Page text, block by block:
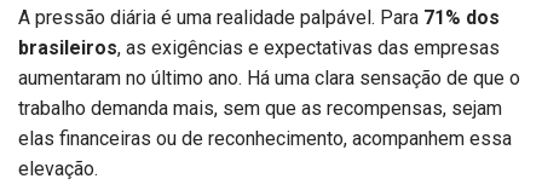
A pressão diária é uma realidade palpável. Para 71% dos
brasileiros, as exigências e expectativas das empresas
aumentaram no último ano. Há uma clara sensação de que o
trabalho demanda mais, sem que as recompensas, sejam
elas financeiras ou de reconhecimento, acompanhem essa
elevação.